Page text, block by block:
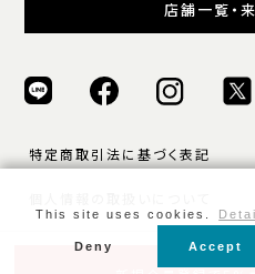
店舗一覧・
特定商取引法に基づく表記
ご利用規約
This site uses cookies.
Deny Accept